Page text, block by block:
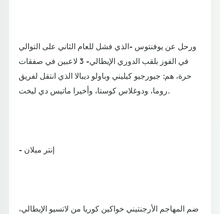
ورحل عن يوفنتوس -الذي فشل للعام الثاني على التوالي
في الفوز بلقب الدوري الإيطالي- 3 لاعبين في صفقات
حرة، هم: جيورجيو كيليني وباولو ديبالا الذي انتقل لفريق
روما، ودوغلاس كوستا، وأخيرا ماتيس دي ليخت.
- إنتر ميلان
ضم المهاجم الأرجنتيني خواكين كوريا من لاتسيو الإيطالي،